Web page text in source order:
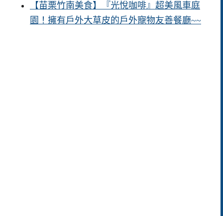
【苗栗竹南美食】『光悅咖啡』超美風車庭
園！擁有戶外大草皮的戶外寵物友善餐廳~~